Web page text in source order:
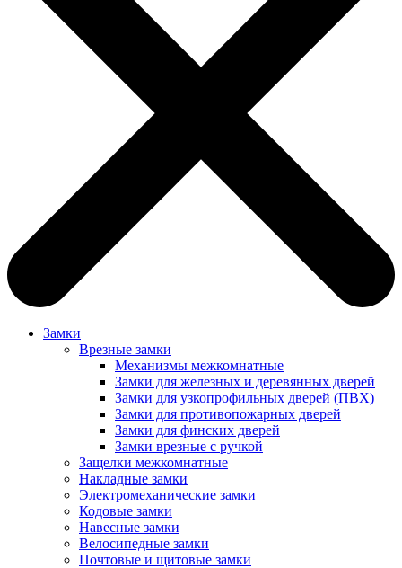
Замки
Врезные замки
Механизмы межкомнатные
Замки для железных и деревянных дверей
Замки для узкопрофильных дверей (ПВХ)
Замки для противопожарных дверей
Замки для финских дверей
Замки врезные с ручкой
Защелки межкомнатные
Накладные замки
Электромеханические замки
Кодовые замки
Навесные замки
Велосипедные замки
Почтовые и щитовые замки